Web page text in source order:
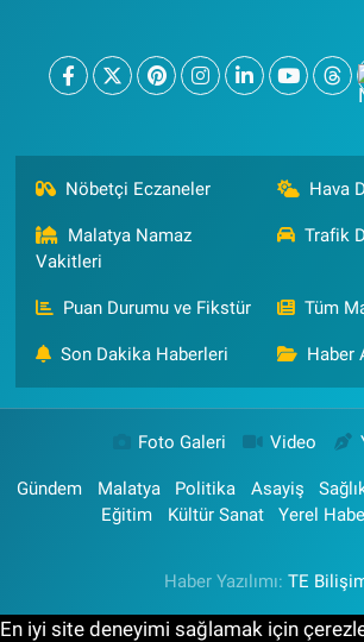
Nöbetçi Eczaneler Hava
Malatya Namaz
Vakitleri
Trafik
Puan Durumu ve Fikstür Tüm
Son Dakika Haberleri Haber
Foto Galeri Video
Gündem Malatya Politika Asayiş
Eğitim
Kültür Sanat Yerel
Haber Yazılımı: TE
En iyi site deneyimi sağlamak için